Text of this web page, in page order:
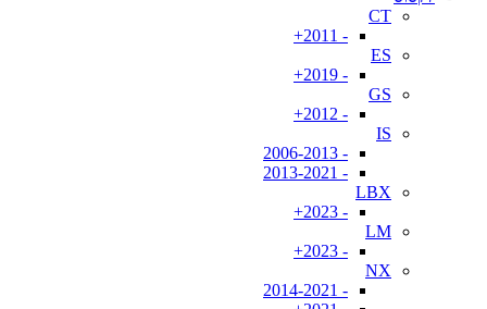
CT
- 2011+
ES
- 2019+
GS
- 2012+
IS
- 2006-2013
- 2013-2021
LBX
- 2023+
LM
- 2023+
NX
- 2014-2021